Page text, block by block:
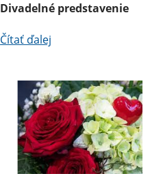
Divadelné predstavenie
Čítať ďalej